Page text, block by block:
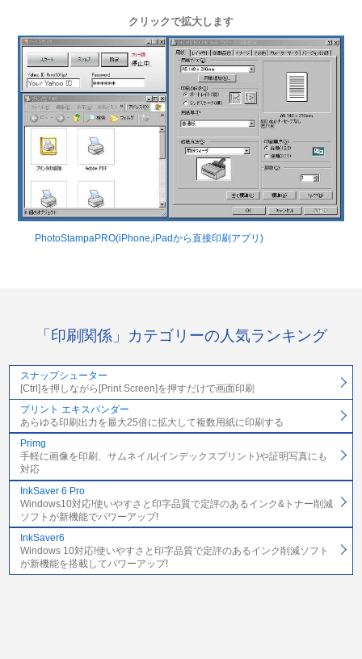
クリックで拡大します
PhotoStampaPRO(iPhone,iPadから直接印刷アプリ)
「印刷関係」カテゴリーの人気ランキング
スナップシューター
[Ctrl]を押しながら[Print Screen]を押すだけで画面印刷
プリント エキスパンダー
あらゆる印刷出力を最大25倍に拡大して複数用紙に印刷する
Primg
手軽に画像を印刷、サムネイル(インデックスプリント)や証明写真にも
対応
InkSaver 6 Pro
Windows10対応!使いやすさと印字品質で定評のあるインク&トナー削減
ソフトが新機能でパワーアップ!
InkSaver6
Windows 10対応!使いやすさと印字品質で定評のあるインク削減ソフト
が新機能を搭載してパワーアップ!